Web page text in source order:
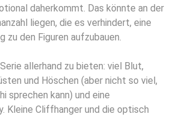
daherkommt. Das könnte an der
liegen, die es verhindert, eine
zu den Figuren aufzubauen.
allerhand zu bieten: viel Blut,
und Höschen (aber nicht so viel,
sprechen kann) und eine
Kleine Cliffhanger und die optisch